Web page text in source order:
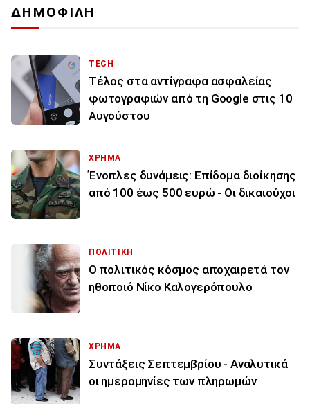
ΔΗΜΟΦΙΛΗ
TECH
Τέλος στα αντίγραφα ασφαλείας
φωτογραφιών από τη Google στις 10
Αυγούστου
ΧΡΗΜΑ
Ένοπλες δυνάμεις: Επίδομα διοίκησης
από 100 έως 500 ευρώ - Οι δικαιούχοι
ΠΟΛΙΤΙΚΗ
Ο πολιτικός κόσμος αποχαιρετά τον
ηθοποιό Νίκο Καλογερόπουλο
ΧΡΗΜΑ
Συντάξεις Σεπτεμβρίου - Αναλυτικά
οι ημερομηνίες των πληρωμών